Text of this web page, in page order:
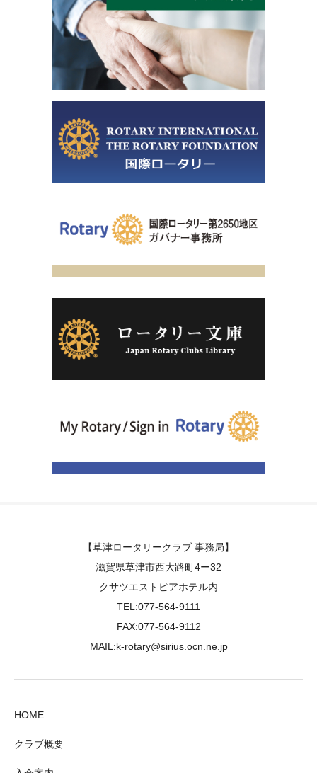
【草津ロータリークラブ 事務局】
滋賀県草津市西大路町4ー32
クサツエストピアホテル内
TEL:077-564-9111
FAX:077-564-9112
MAIL:k-rotary@sirius.ocn.ne.jp
HOME
クラブ概要